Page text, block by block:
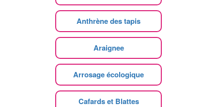
Anthrène des tapis
Araignee
Arrosage écologique
Cafards et Blattes